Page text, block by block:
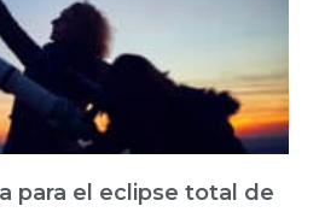
para el eclipse total de